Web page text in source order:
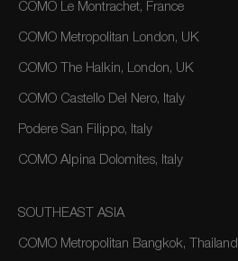
COMO Le Montrachet, France
COMO Metropolitan London, UK
COMO The Halkin, London, UK
COMO Castello Del Nero, Italy
Podere San Filippo, Italy
COMO Alpina Dolomites, Italy
SOUTHEAST ASIA
COMO Metropolitan Bangkok, Thailand